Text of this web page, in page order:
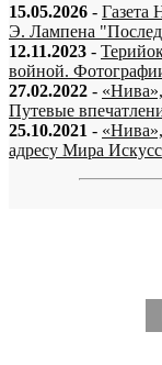
15.05.2026 - Газета
Э. Лампена
12.11.2023 -
войной.
27.02.2022 -
Путевые
25.10.2021 -
адресу Мира